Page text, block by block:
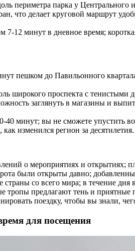
периметра парка у Центрального
что делает круговой маршрут
7-12 минут в дневное время;
пешком до Павильонного
широкого проспекта с тенистыми
заглянуть в магазины и
40 минут; вы не сможете упустить
изменился регион за десятилетия.
о мероприятиях и открытиях;
были открыты давно;
со всего мира; в течение дня
тропы предлагают тень и приятные
поездку, чтобы вы знали,
для посещения